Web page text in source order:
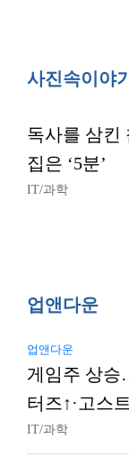
사진속이야기
독사를 삼킨
집은 ‘5분’
IT/과학
업앤다운
업앤다운
게임주 상
터즈↑·고스
IT/과학